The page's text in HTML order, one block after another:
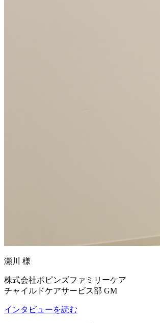
瀬川 様
株式会社ポピンズファミリーケア
チャイルドケアサービス部 GM
インタビューを読む